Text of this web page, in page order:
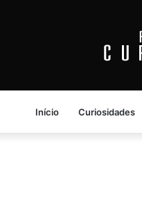
Início Curiosidades